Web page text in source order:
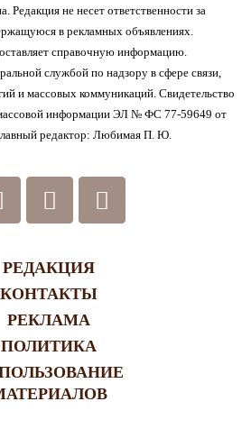
Редакция не несет ответственности за
в рекламных объявлениях.
справочную информацию.
службой по надзору в сфере связи,
и массовых коммуникаций. Свидетельство
массовой информации ЭЛ № ФС 77-59649 от
редактор: Любимая П. Ю.
РЕДАКЦИЯ
КОНТАКТЫ
РЕКЛАМА
ПОЛИТИКА